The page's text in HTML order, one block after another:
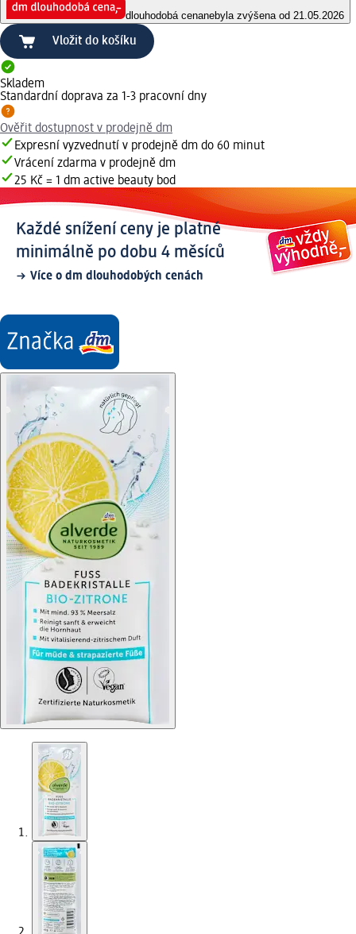
dlouhodobá cenanebyla zvýšena od 21.05.2026
Vložit do košíku
Skladem
Standardní doprava za 1-3 pracovní dny
Ověřit dostupnost v prodejně dm
Expresní vyzvednutí v prodejně dm do 60 minut
Vrácení zdarma v prodejně dm
25 Kč = 1 dm active beauty bod
Každé snížení ceny je platné
minimálně po dobu 4 měsíců
Více o dm dlouhodobých cenách